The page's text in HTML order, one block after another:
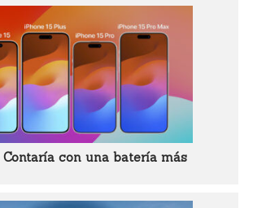
Contaría con una batería más